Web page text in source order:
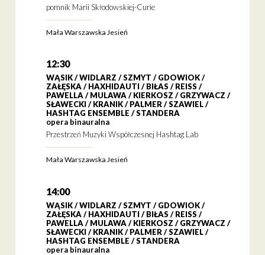
pomnik Marii Skłodowskiej-Curie
Mała Warszawska Jesień
12:30
WĄSIK / WIDLARZ / SZMYT / GDOWIOK /
ZAŁĘSKA / HAXHIDAUTI / BIŁAS / REISS /
PAWELLA / MULAWA / KIERKOSZ / GRZYWACZ /
SŁAWECKI / KRANIK / PALMER / SZAWIEL /
HASHTAG ENSEMBLE / STANDERA
opera binauralna
Przestrzeń Muzyki Współczesnej Hashtag Lab
Mała Warszawska Jesień
14:00
WĄSIK / WIDLARZ / SZMYT / GDOWIOK /
ZAŁĘSKA / HAXHIDAUTI / BIŁAS / REISS /
PAWELLA / MULAWA / KIERKOSZ / GRZYWACZ /
SŁAWECKI / KRANIK / PALMER / SZAWIEL /
HASHTAG ENSEMBLE / STANDERA
opera binauralna